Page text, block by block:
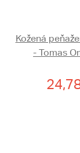
Kožená
- Tomas